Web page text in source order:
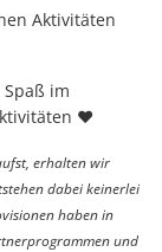
Aktivitäten
im
❤️
erhalten wir
dabei keinerlei
haben in
und